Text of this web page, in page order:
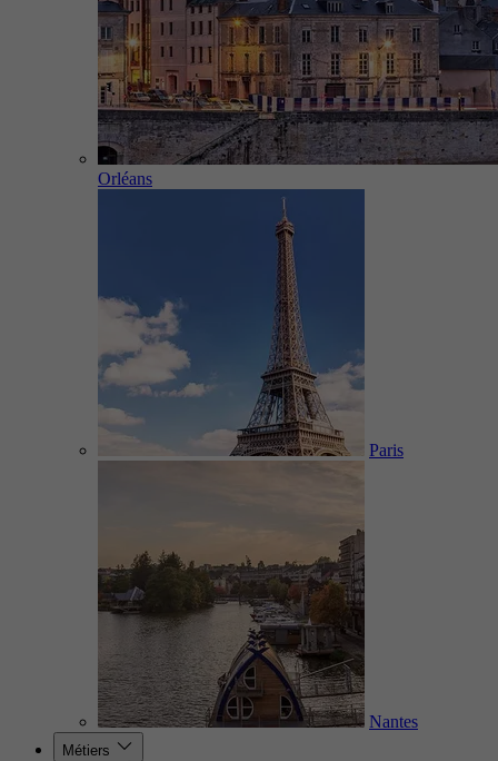
Orléans
Paris
Nantes
Métiers